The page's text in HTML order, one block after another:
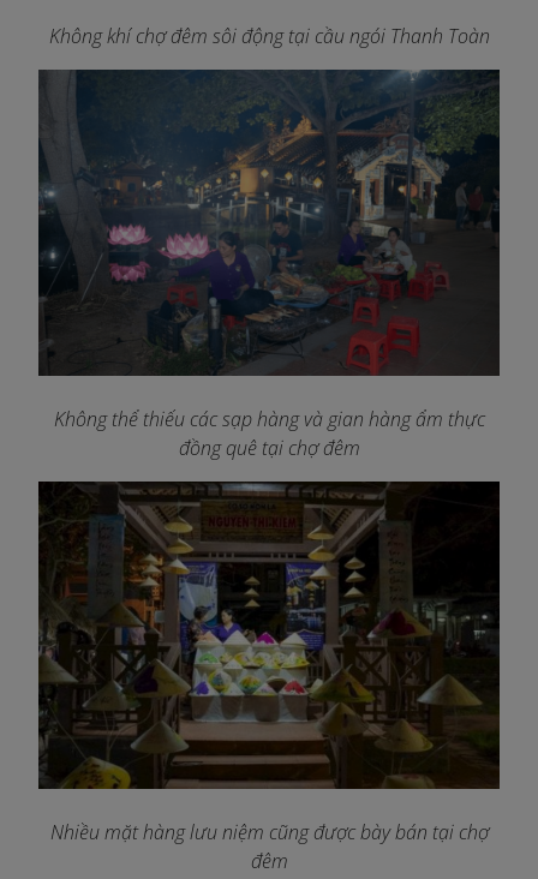
Không khí chợ đêm sôi động tại cầu ngói Thanh Toàn
Không thể thiếu các sạp hàng và gian hàng ẩm thực
đồng quê tại chợ đêm
Nhiều mặt hàng lưu niệm cũng được bày bán tại chợ
đêm